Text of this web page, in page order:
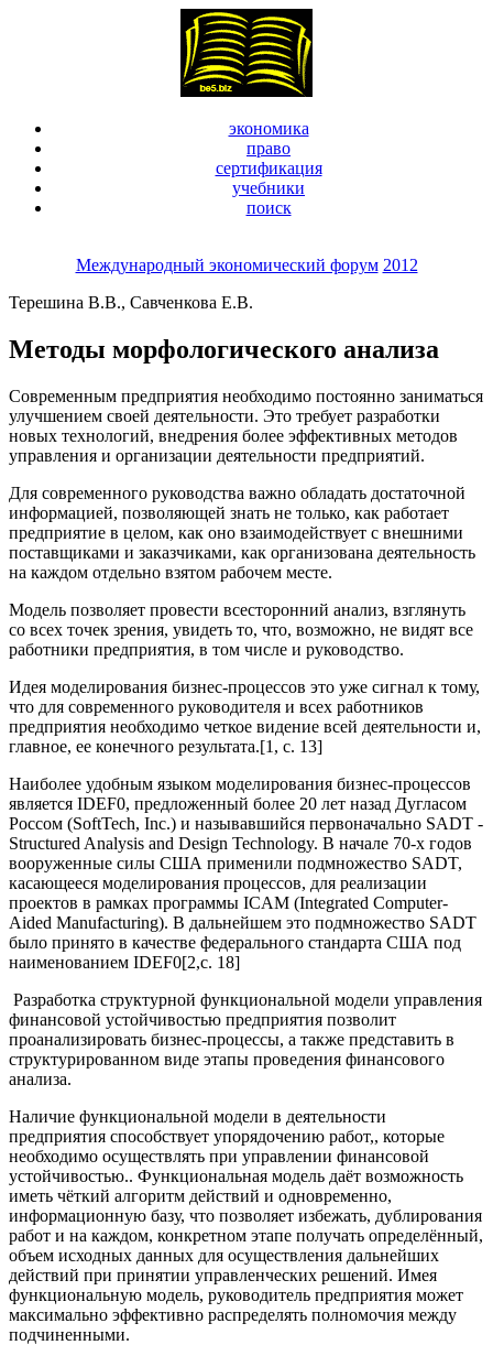
экономика
право
сертификация
учебники
поиск
Международный экономический форум 2012
Терешина В.В., Савченкова Е.В.
Методы морфологического анализа
Современным предприятия необходимо постоянно заниматься
улучшением своей деятельности. Это требует разработки
новых технологий, внедрения более эффективных методов
управления и организации деятельности предприятий.
Для современного руководства важно обладать достаточной
информацией, позволяющей знать не только, как работает
предприятие в целом, как оно взаимодействует с внешними
поставщиками и заказчиками, как организована деятельность
на каждом отдельно взятом рабочем месте.
Модель позволяет провести всесторонний анализ, взглянуть
со всех точек зрения, увидеть то, что, возможно, не видят все
работники предприятия, в том числе и руководство.
Идея моделирования бизнес-процессов это уже сигнал к тому,
что для современного руководителя и всех работников
предприятия необходимо четкое видение всей деятельности и,
главное, ее конечного результата.[1, с. 13]
Наиболее удобным языком моделирования бизнес-процессов
является IDEF0, предложенный более 20 лет назад Дугласом
Россом (SoftTech, Inc.) и называвшийся первоначально SADT -
Structured Analysis and Design Technology. В начале 70-х годов
вооруженные силы США применили подмножество SADT,
касающееся моделирования процессов, для реализации
проектов в рамках программы ICAM (Integrated Computer-
Aided Manufacturing). В дальнейшем это подмножество SADT
было принято в качестве федерального стандарта США под
наименованием IDEF0[2,с. 18]
Разработка структурной функциональной модели управления
финансовой устойчивостью предприятия позволит
проанализировать бизнес-процессы, а также представить в
структурированном виде этапы проведения финансового
анализа.
Наличие функциональной модели в деятельности
предприятия способствует упорядочению работ,, которые
необходимо осуществлять при управлении финансовой
устойчивостью.. Функциональная модель даёт возможность
иметь чёткий алгоритм действий и одновременно,
информационную базу, что позволяет избежать, дублирования
работ и на каждом, конкретном этапе получать определённый,
объем исходных данных для осуществления дальнейших
действий при принятии управленческих решений. Имея
функциональную модель, руководитель предприятия может
максимально эффективно распределять полномочия между
подчиненными.